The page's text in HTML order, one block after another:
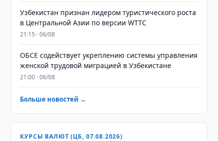
Узбекистан признан лидером туристического роста
в Центральной Азии по версии WTTC
21:15 · 06/08
ОБСЕ содействует укреплению системы управления
женской трудовой миграцией в Узбекистане
21:00 · 06/08
Больше новостей →
КУРСЫ ВАЛЮТ (ЦБ, 07.08.2026)